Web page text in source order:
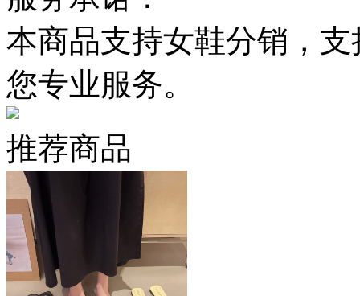
本商品支持女鞋分销，
您专业服务。
推荐商品